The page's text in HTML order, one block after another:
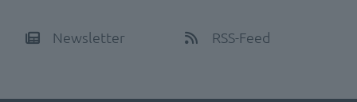
Newsletter RSS-Feed